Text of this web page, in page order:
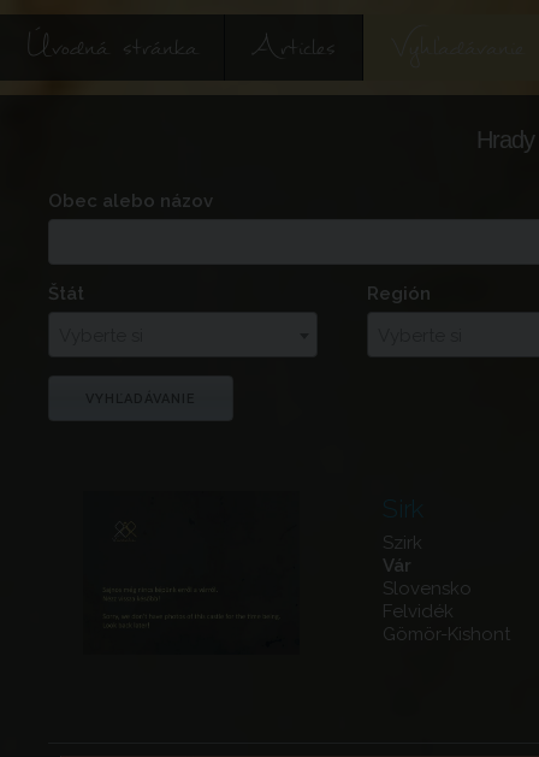
Úvodná stránka Articles
Obec alebo názov
Štát
Región
Sirk
Szirk
Vár
Slovensko
Felvidék
Gömör-Kishont